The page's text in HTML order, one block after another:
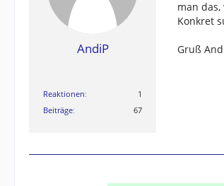
AndiP
Reaktionen
1
Beiträge
67
man
Konkret
Gruß